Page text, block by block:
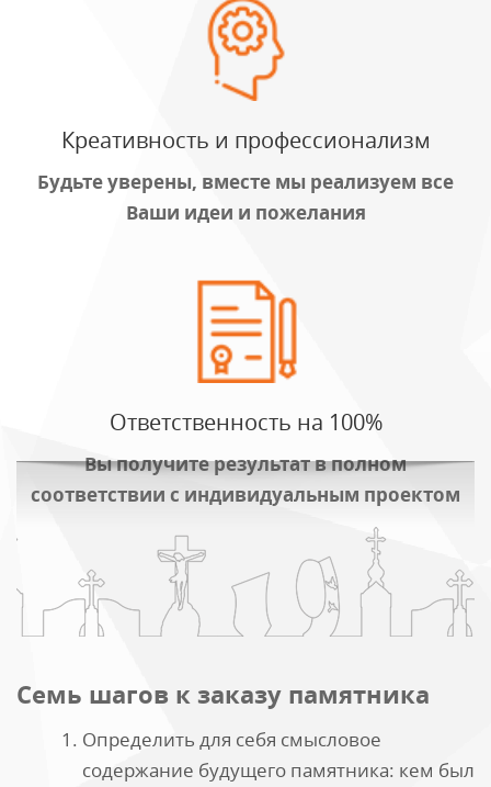
Креативность и профессионализм
Будьте уверены, вместе мы реализуем все
Ваши идеи и пожелания
Ответственность на 100%
Вы получите результат в полном
соответствии с индивидуальным проектом
Семь шагов к заказу памятника
Определить для себя смысловое
содержание будущего памятника: кем был